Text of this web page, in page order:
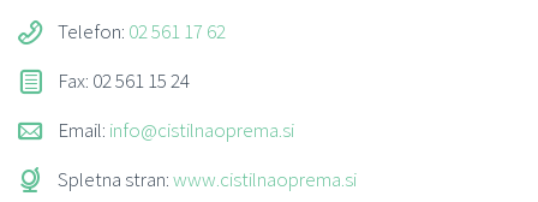
Telefon: 02 561 17 62
Fax: 02 561 15 24
Email: info@cistilnaoprema.si
Spletna stran:www.cistilnaoprema.si